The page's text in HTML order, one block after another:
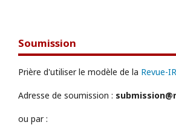
Soumission
Prière d'utiliser le modèle de la Revue-
Adresse de soumission :
ou par :